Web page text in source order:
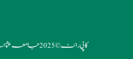
کاپی رائٹ © 2025 جامعہ عثمانیہ ختم نبوت